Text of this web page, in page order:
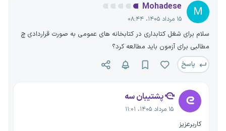
M
Mohadese
۱۵ مرداد ۱۴۰۵، ۰۸:۴۴
سلام برای شغل کتابداری در کتابخانه های عمومی به صورت قراردادی چ
مطالبی برای آزمون باید مطالعه کرد؟
پاسخ
پشتیبان سه
۱۵ مرداد ۱۴۰۵، ۱۱:۰۱
کاربرعزیز